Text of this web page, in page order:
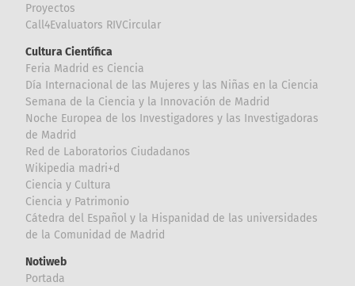
Proyectos
Call4Evaluators RIVCircular
Cultura Científica
Feria Madrid es Ciencia
Día Internacional de las Mujeres y las Niñas en la Ciencia
Semana de la Ciencia y la Innovación de Madrid
Noche Europea de los Investigadores y las Investigadoras
de Madrid
Red de Laboratorios Ciudadanos
Wikipedia madri+d
Ciencia y Cultura
Ciencia y Patrimonio
Cátedra del Español y la Hispanidad de las universidades
de la Comunidad de Madrid
Notiweb
Portada